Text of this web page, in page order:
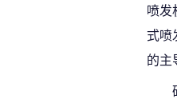
喷发
式喷
的主